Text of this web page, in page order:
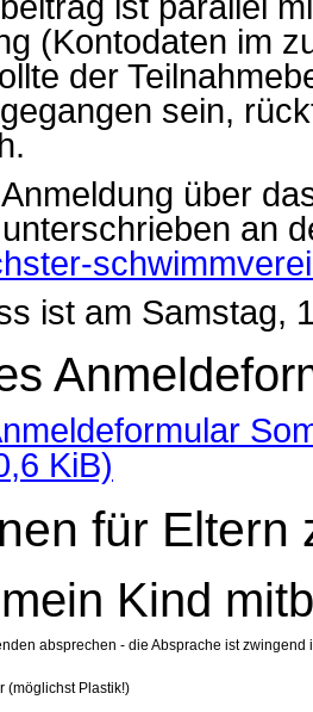
(Kontodaten im
der
sein,
über
an
ist am Samstag,
KiB)
für Eltern
Kind
absprechen - die Absprache ist
(möglichst Plastik!)